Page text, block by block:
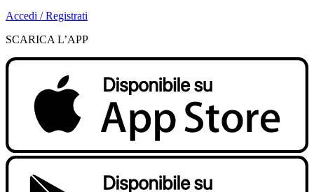
Accedi / Registrati
SCARICA L’APP